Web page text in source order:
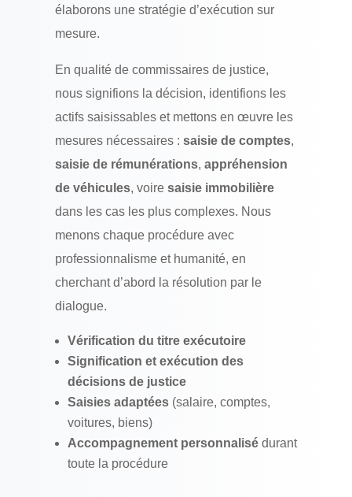
élaborons une stratégie d’exécution sur
mesure.
En qualité de commissaires de justice,
nous signifions la décision, identifions les
actifs saisissables et mettons en œuvre les
mesures nécessaires : saisie de comptes,
saisie de rémunérations, appréhension
de véhicules, voire saisie immobilière
dans les cas les plus complexes. Nous
menons chaque procédure avec
professionnalisme et humanité, en
cherchant d’abord la résolution par le
dialogue.
Vérification du titre exécutoire
Signification et exécution des
décisions de justice
Saisies adaptées(salaire, comptes,
voitures, biens)
Accompagnement personnalisédurant
toute la procédure